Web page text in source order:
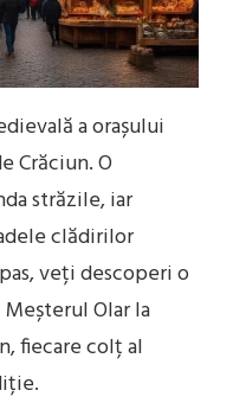
a orașului
Crăciun. O
străzile, iar
clădirilor
veți descoperi o
Olar la
fiecare colț al